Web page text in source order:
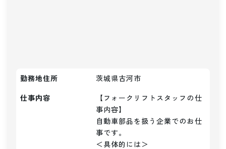
勤務地住所
茨城県古河市
仕事内容
【フォークリフトスタッフの仕
事内容】
自動車部品を扱う企業でのお仕
事です。
＜具体的には＞